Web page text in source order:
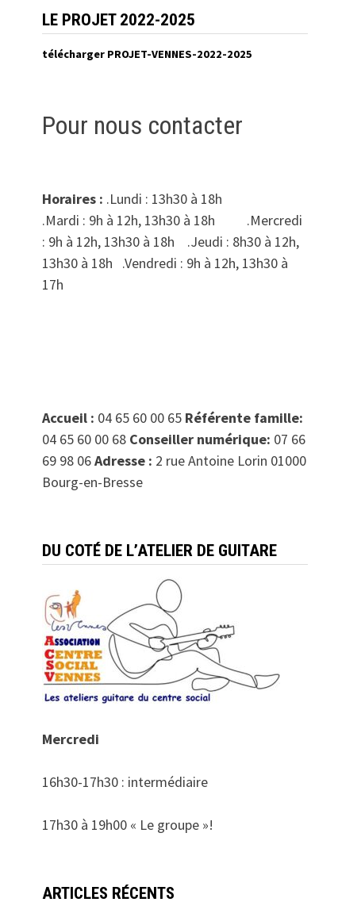
LE PROJET 2022-2025
télécharger PROJET-VENNES-2022-2025
Pour nous contacter
Horaires : .Lundi : 13h30 à 18h
.Mardi : 9h à 12h, 13h30 à 18h .Mercredi
: 9h à 12h, 13h30 à 18h .Jeudi : 8h30 à 12h,
13h30 à 18h .Vendredi : 9h à 12h, 13h30 à
17h
Accueil : 04 65 60 00 65 Référente famille:
04 65 60 00 68 Conseiller numérique: 07 66
69 98 06Adresse : 2 rue Antoine Lorin 01000
Bourg-en-Bresse
DU COTÉ DE L’ATELIER DE GUITARE
Mercredi
16h30-17h30 : intermédiaire
17h30 à 19h00 « Le groupe »!
ARTICLES RÉCENTS